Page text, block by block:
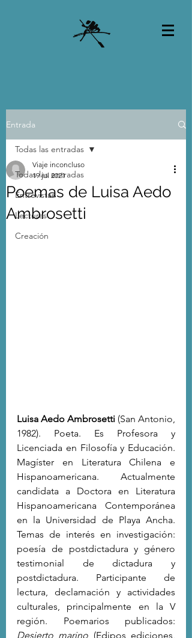
Entrada
Todas las entradas
Entrevistas
Lecturas
Creación
Todas las entradas
Poemas de Luisa Aedo
Ambrosetti
Viaje inconcluso
19 jul 2021
Luisa Aedo Ambrosetti (San Antonio,
1982). Poeta. Es Profesora y
Licenciada en Filosofía y Educación.
Magíster en Literatura Chilena e
Hispanoamericana. Actualmente
candidata a Doctora en Literatura
Hispanoamericana Contemporánea
en la Universidad de Playa Ancha.
Temas de interés en investigación:
poesía de postdictadura y género
testimonial de dictadura y
postdictadura. Participante de
lectura, declamación y actividades
culturales, principalmente en la V
Desierto marino (Edipos ediciones,